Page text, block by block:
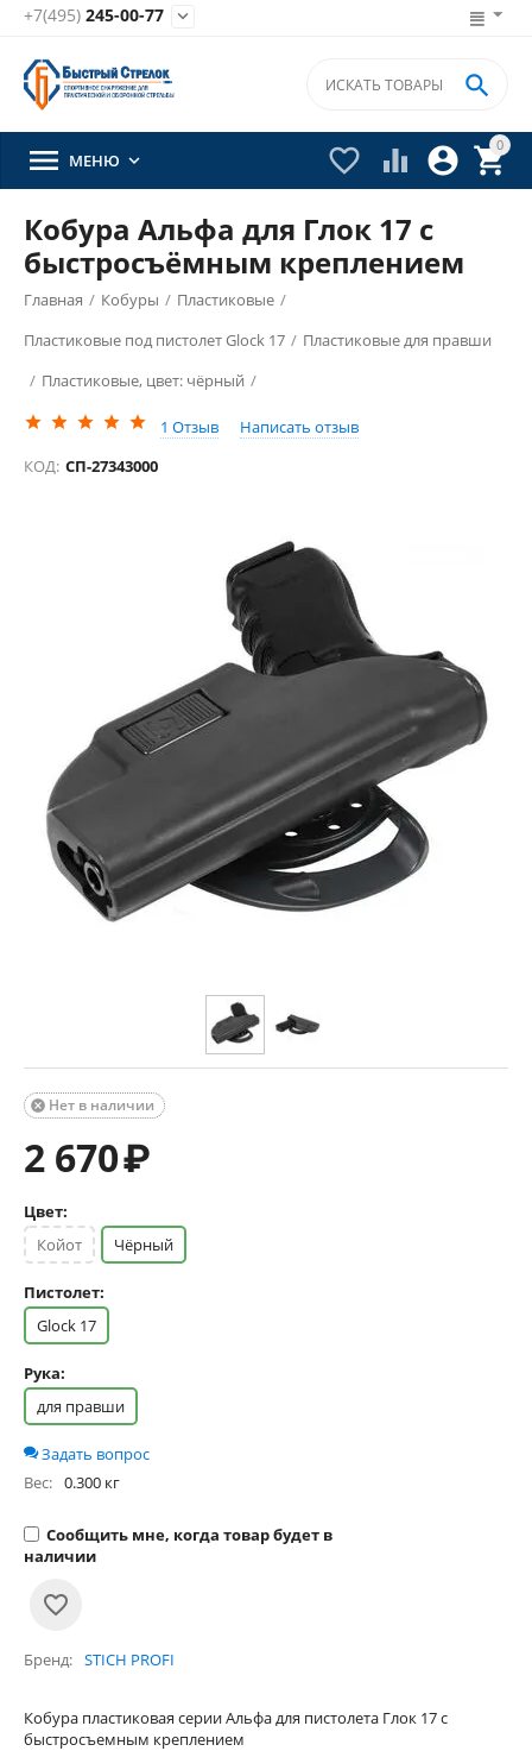
+7(495) 245-00-77 
0


 

 МЕНЮ 
Кобура Альфа для Глок 17 с
быстросъёмным креплением
Главная / Кобуры / Пластиковые /
Пластиковые под пистолет Glock 17 / Пластиковые для правши
/ Пластиковые, цвет: чёрный /
1 Отзыв
Написать отзыв
КОД: СП-27343000
Нет в наличии

2 670₽
Цвет:
Койот
Чёрный
Пистолет:
Glock 17
Рука:
для правши
Задать вопрос
Вес: 0.300 кг
Сообщить мне, когда товар будет в
наличии
Бренд STICH PROFI
Кобура пластиковая серии Альфа для пистолета Глок 17 с
быстросъемным креплением